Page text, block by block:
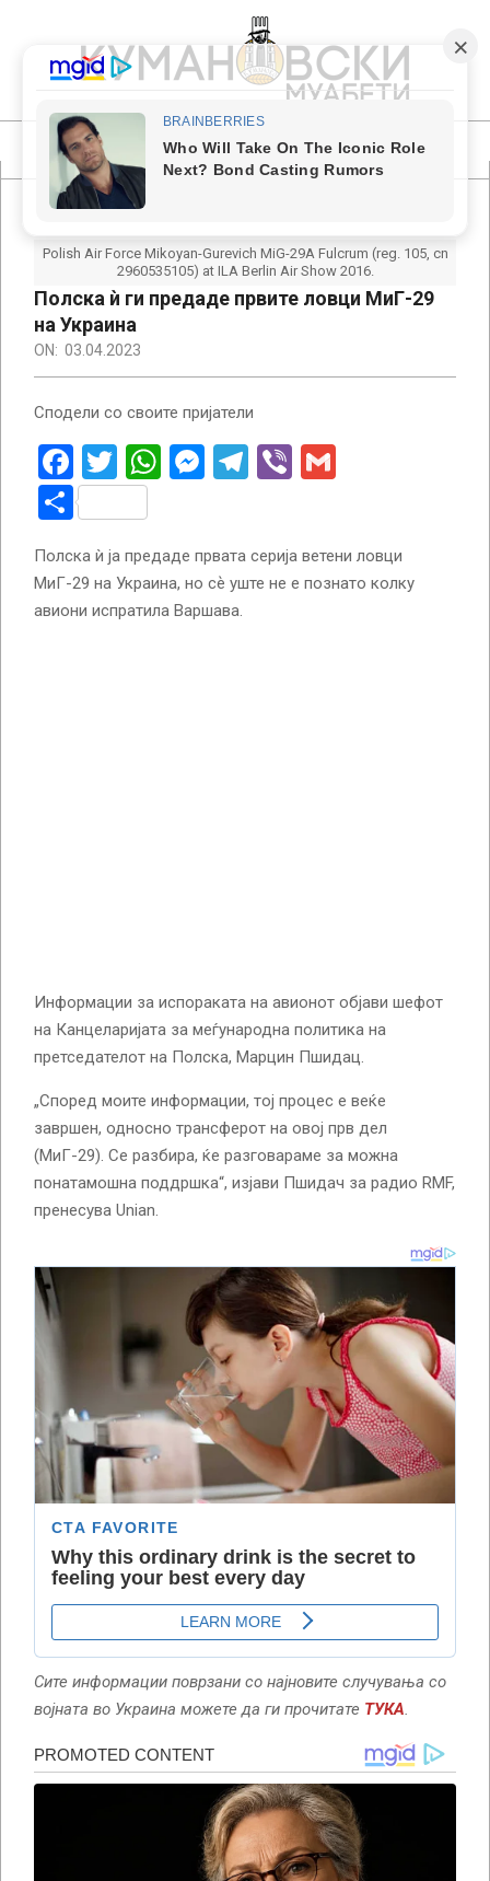
content
КУМАНОВСКИ
МУАБЕТИ
Navigation
Polish Air Force Mikoyan-Gurevich MiG-29A Fulcrum (reg. 105, cn
2960535105) at ILA Berlin Air Show 2016.
Полска ѝ ги предаде првите ловци МиГ-29
на Украина
ON: 03.04.2023
Сподели со своите пријатели
Facebook
Twitter
WhatsApp
Messenger
Telegram
Viber
Share
Полска ѝ ја предаде првата серија ветени ловци
МиГ-29 на Украина, но сѐ уште не е познато колку
авиони испратила Варшава.
Информации за испораката на авионот објави шефот
на Канцеларијата за меѓународна политика на
претседателот на Полска, Марцин Пшидац.
„Според моите информации, тој процес е веќе
завршен, односно трансферот на овој прв дел
(МиГ-29). Се разбира, ќе разговараме за можна
понатамошна поддршка“, изјави Пшидач за радио RMF,
пренесува Unian.
Сите информации поврзани со најновите случувања со
војната во Украина можете да ги прочитате ТУКА.